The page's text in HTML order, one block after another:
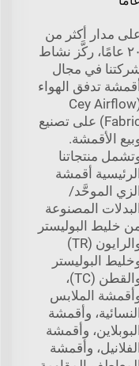
مدار أكثر من
٢٠ عامًا، ركَّز نشاط
في مجال
تدفق الهواء
(Cey Airflow
Fabric) على تصنيع
الأقمشة.
منتجاتنا
الرئيسية أقمشة
الزي الموحَّد/
البدلات المصنوعة
خليط البوليستر
والرايون (TR)
البوليستر
والقطن (TC)،
الملابس
النسائية، وأقمشة
البوبلاين، وأقمشة
الفلانيل، وأقمشة